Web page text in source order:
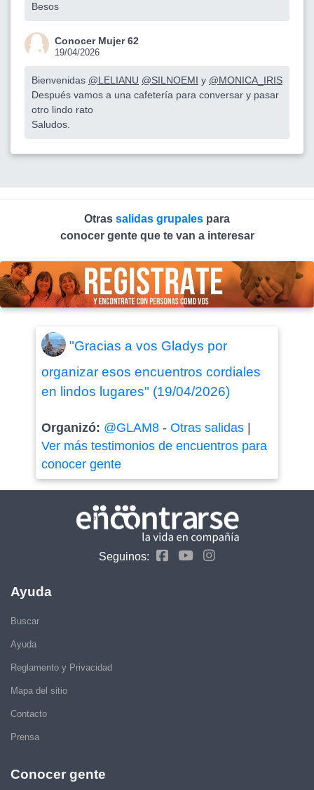
Besos
Conocer Mujer 62
19/04/2026
Bienvenidas @LELIANU @SILNOEMI y @MONICA_IRIS
Después vamos a una cafetería para conversar y pasar
otro lindo rato
Saludos.
Otras salidas grupales para
conocer gente que te van a interesar
"Gracias a vos Gladys por
organizar esos encuentros cordiales
en lindos lugares" (19/04/2026)
Organizó: @GLAM8- Otras salidas|
Ver más testimonios de encuentros para
conocer gente
Seguinos:
Ayuda
Buscar
Ayuda
Reglamento y Privacidad
Mapa del sitio
Contacto
Prensa
Conocer gente